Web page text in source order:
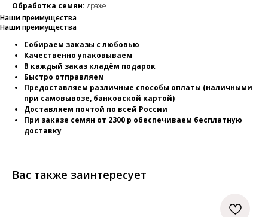
Обработка семян: драже
Наши преимущества
Наши преимущества
Собираем заказы с любовью
Качественно упаковываем
В каждый заказ кладём подарок
Быстро отправляем
Предоставляем различные способы оплаты (наличными
при самовывозе, банковской картой)
Доставляем почтой по всей России
При заказе семян от 2300 р обеспечиваем бесплатную
доставку
Вас также заинтересует